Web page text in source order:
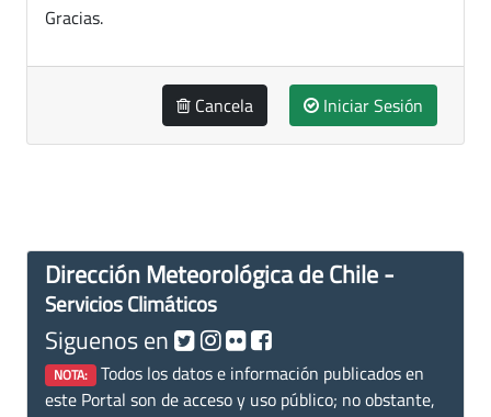
Gracias.
Cancela Iniciar Sesión
Dirección Meteorológica de Chile -
Servicios Climáticos
Siguenos en
NOTA: Todos los datos e información publicados en
este Portal son de acceso y uso público; no obstante,